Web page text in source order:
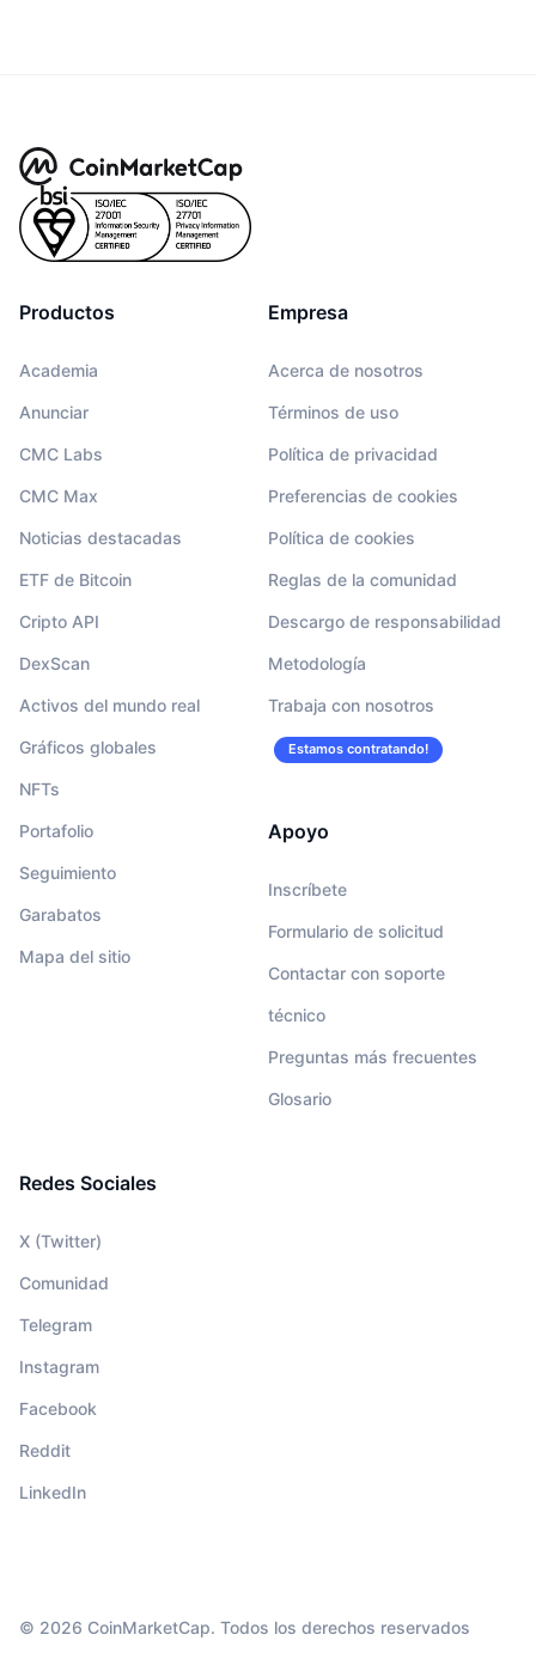
Productos
Academia
Anunciar
CMC Labs
CMC Max
Noticias destacadas
ETF de Bitcoin
Cripto API
DexScan
Activos del mundo real
Gráficos globales
NFTs
Portafolio
Seguimiento
Garabatos
Mapa del sitio
Empresa
Acerca de nosotros
Términos de uso
Política de privacidad
Preferencias de cookies
Política de cookies
Reglas de la comunidad
Descargo de responsabilidad
Metodología
Trabaja con nosotros
Estamos contratando!
Apoyo
Inscríbete
Formulario de solicitud
Contactar con soporte
técnico
Preguntas más frecuentes
Glosario
Redes Sociales
X (Twitter)
Comunidad
Telegram
Instagram
Facebook
Reddit
LinkedIn
© 2026 CoinMarketCap. Todos los derechos reservados